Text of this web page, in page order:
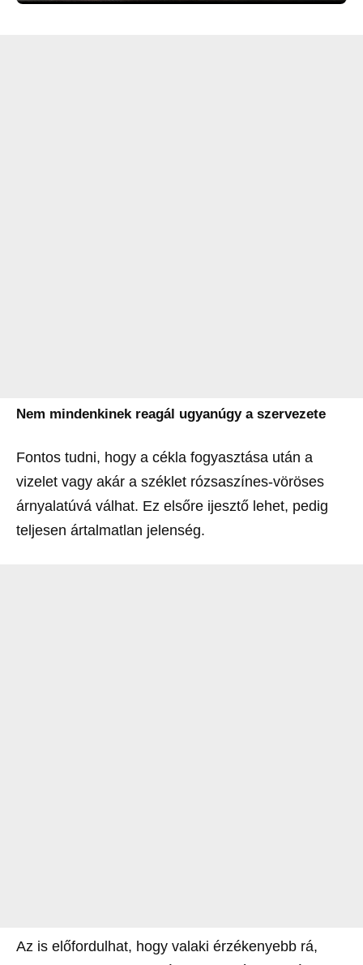
Nem mindenkinek reagál ugyanúgy a szervezete
Fontos tudni, hogy a cékla fogyasztása után a
vizelet vagy akár a széklet rózsaszínes-vöröses
árnyalatúvá válhat. Ez elsőre ijesztő lehet, pedig
teljesen ártalmatlan jelenség.
Az is előfordulhat, hogy valaki érzékenyebb rá,